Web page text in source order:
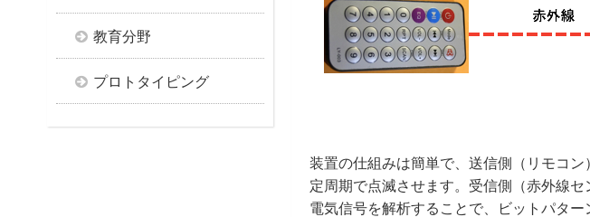
教育分野
プロトタイピング
装置の仕組みは簡単で、送信側（リモコ
定周期で点滅させます。受信側（赤外線
電気信号を解析することで、ビットパター